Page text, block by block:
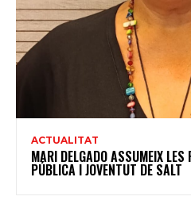
ACTUALITAT
MARI DELGADO ASSUMEIX LES
PÚBLICA I JOVENTUT DE SALT